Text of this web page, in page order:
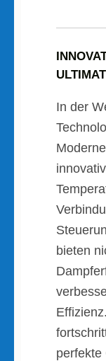
In der
bieten
perfekte